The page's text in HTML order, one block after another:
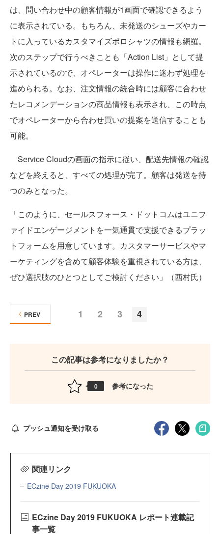
は、問い合わせ中の顧客情報が1画面で確認できるよう
に表示されている。もちろん、未発送のシューズやカー
トに入っているカスタマイズポロシャツの情報も網羅。
次のステップで行うべきことも「Action List」として提
示されているので、オペレーターは操作に迷わず処理を
進められる。なお、注文情報の統合時には顧客に合わせ
たレコメンデーションの商品情報も表示され、この時点
でオペレーターから合わせ買いの提案を送信することも
可能。
Service Cloudの画面の指示に従い、配送先情報の確認
などを終えると、すべての処理が完了。顧客は発送を待
つのみとなった。
「このように、セールスフォース・ドットコムはユニフ
ァイドエンゲージメントを一気通貫で支援できるプラッ
トフォームを用意しています。カスタマーサービスやマ
ーケティングを含めて顧客体験を重視されている方は、
ぜひ選択肢のひとつとしてご検討ください」（西村氏）
1 2 3 4
PREV
この記事は参考になりましたか？
0 参考になった
プッシュ通知を受け取る
関連リンク
ECzine Day 2019 FUKUOKA
ECzine Day 2019 FUKUOKA レポート連載記
事一覧